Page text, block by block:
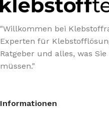
"Willkommen bei
Experten für
Ratgeber und alles, was
müssen."
Informationen